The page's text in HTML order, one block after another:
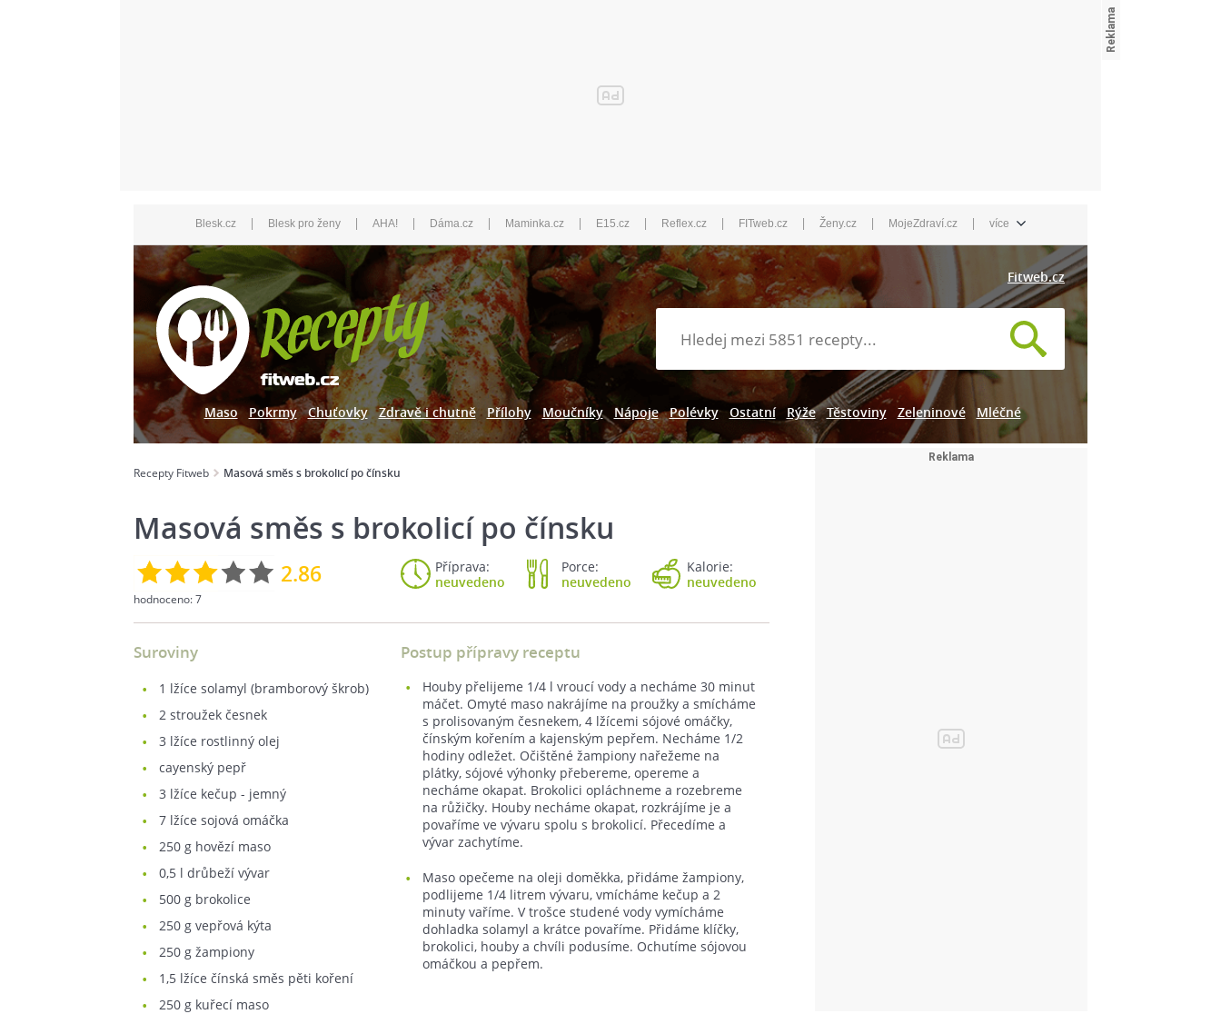
Blesk.cz | Blesk pro ženy | AHA! | Dáma.cz | Maminka.cz | E15.cz | Reflex.cz | FITweb.cz | Ženy.cz | MojeZdraví.cz | více
Fitweb.cz
Maso Pokrmy Chuťovky Zdravě i chutně Přílohy Moučníky Nápoje Polévky Ostatní Rýže Těstoviny Zeleninové Mléčné
Recepty Fitweb Masová směs s brokolicí po čínsku
Masová směs s brokolicí po čínsku
2.86
hodnoceno:7
Příprava:
neuvedeno
Porce:
neuvedeno
Kalorie:
neuvedeno
Suroviny
1 lžíce solamyl (bramborový škrob)
2 stroužek česnek
3 lžíce rostlinný olej
cayenský pepř
3 lžíce kečup - jemný
7 lžíce sojová omáčka
250 g hovězí maso
0,5 l drůbeží vývar
500 g brokolice
250 g vepřová kýta
250 g žampiony
1,5 lžíce čínská směs pěti koření
250 g kuřecí maso
Postup přípravy receptu
Houby přelijeme 1/4 l vroucí vody a necháme 30 minut
máčet. Omyté maso nakrájíme na proužky a smícháme
s prolisovaným česnekem, 4 lžícemi sójové omáčky,
čínským kořením a kajenským pepřem. Necháme 1/2
hodiny odležet. Očištěné žampiony nařežeme na
plátky, sójové výhonky přebereme, opereme a
necháme okapat. Brokolici opláchneme a rozebreme
na růžičky. Houby necháme okapat, rozkrájíme je a
povaříme ve vývaru spolu s brokolicí. Přecedíme a
vývar zachytíme.
Maso opečeme na oleji doměkka, přidáme žampiony,
podlijeme 1/4 litrem vývaru, vmícháme kečup a 2
minuty vaříme. V trošce studené vody vymícháme
dohladka solamyl a krátce povaříme. Přidáme klíčky,
brokolici, houby a chvíli podusíme. Ochutíme sójovou
omáčkou a pepřem.